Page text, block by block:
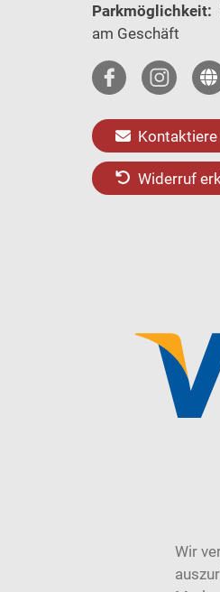
Parkmöglichkeit:
am Geschäft
Kontaktiere
Widerruf
Wir